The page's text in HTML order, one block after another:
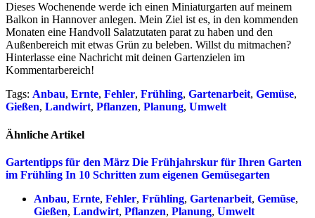
Dieses Wochenende werde ich einen Miniaturgarten auf meinem
Balkon in Hannover anlegen. Mein Ziel ist es, in den kommenden
Monaten eine Handvoll Salatzutaten parat zu haben und den
Außenbereich mit etwas Grün zu beleben. Willst du mitmachen?
Hinterlasse eine Nachricht mit deinen Gartenzielen im
Kommentarbereich!
Tags: Anbau, Ernte, Fehler, Frühling, Gartenarbeit, Gemüse,
Gießen, Landwirt, Pflanzen, Planung, Umwelt
Ähnliche Artikel
Gartentipps für den März Die Frühjahrskur für Ihren Garten
im Frühling In 10 Schritten zum eigenen Gemüsegarten
Anbau, Ernte, Fehler, Frühling, Gartenarbeit, Gemüse,
Gießen, Landwirt, Pflanzen, Planung, Umwelt